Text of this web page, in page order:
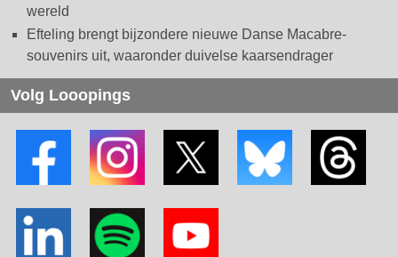
wereld
Efteling brengt bijzondere nieuwe Danse Macabre-
souvenirs uit, waaronder duivelse kaarsendrager
Volg Looopings